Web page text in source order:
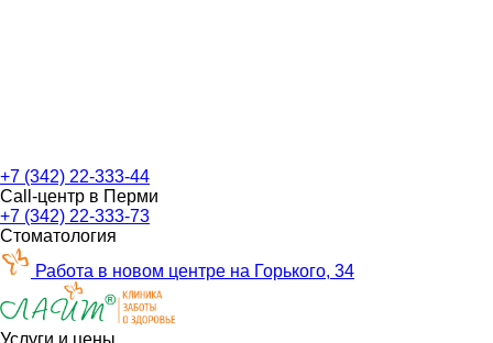
+7 (342) 22-333-44
Call-центр в Перми
+7 (342) 22-333-73
Стоматология
Работа в новом центре на Горького, 34
Услуги и цены